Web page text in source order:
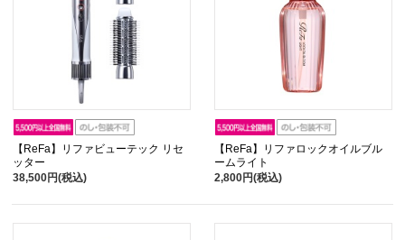
【ReFa】リファビューテック リセ
ッター
38,500円(税込)
【ReFa】リファロックオイルブル
ームライト
2,800円(税込)